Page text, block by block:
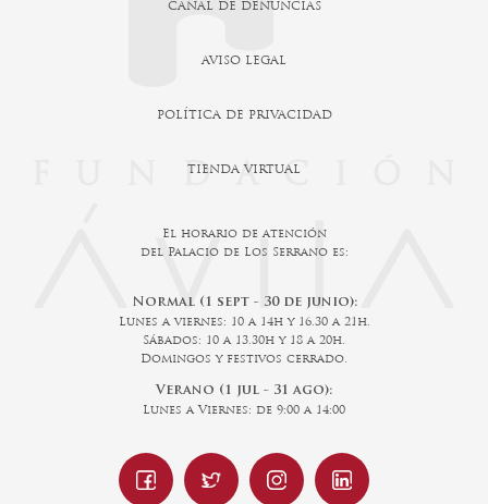
CANAL DE DENUNCIAS
AVISO LEGAL
POLÍTICA DE PRIVACIDAD
TIENDA VIRTUAL
El horario de atención
del Palacio de Los Serrano es:
Normal (1 sept - 30 de junio):
Lunes a viernes: 10 a 14h y 16.30 a 21h.
Sábados: 10 a 13.30h y 18 a 20h.
Domingos y festivos cerrado.
Verano (1 jul - 31 ago):
Lunes a Viernes: de 9:00 a 14:00